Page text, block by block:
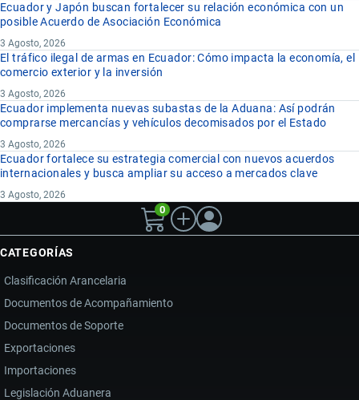
Ecuador y Japón buscan fortalecer su relación económica con un
posible Acuerdo de Asociación Económica
3 Agosto, 2026
El tráfico ilegal de armas en Ecuador: Cómo impacta la economía, el
comercio exterior y la inversión
3 Agosto, 2026
Ecuador implementa nuevas subastas de la Aduana: Así podrán
comprarse mercancías y vehículos decomisados por el Estado
3 Agosto, 2026
Ecuador fortalece su estrategia comercial con nuevos acuerdos
internacionales y busca ampliar su acceso a mercados clave
3 Agosto, 2026
0
CATEGORÍAS
Clasificación Arancelaria
Documentos de Acompañamiento
Documentos de Soporte
Exportaciones
Importaciones
Legislación Aduanera